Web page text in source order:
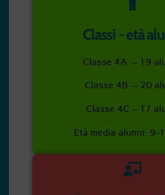
Classi - età
Classe 4A – 19
Classe 4B – 20
Classe 4C – 17
Età media alunni: 9-